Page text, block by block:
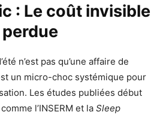
: Le coût invisible
perdue
n’est pas qu’une affaire de
un micro-choc systémique pour
Les études publiées début
l’INSERM et la Sleep